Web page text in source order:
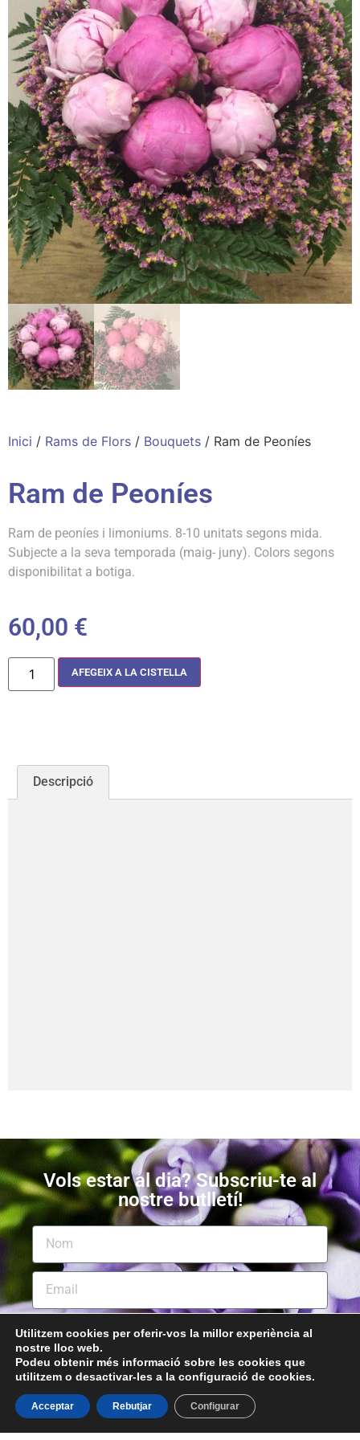
Inici / Rams de Flors / Bouquets / Ram de Peoníes
Ram de Peoníes
Ram de peoníes i limoniums. 8-10 unitats segons mida.
Subjecte a la seva temporada (maig- juny). Colors segons
disponibilitat a botiga.
60,00 €
AFEGEIX A LA CISTELLA
Descripció
Vols estar al dia? Subscriu-te al
nostre butlletí!
Subscriu-te!
Utilitzem cookies per oferir-vos la millor experiència al
nostre lloc web.
Podeu obtenir més informació sobre les cookies que
utilitzem o desactivar-les a la configuració de cookies.
Acceptar Rebutjar Configurar